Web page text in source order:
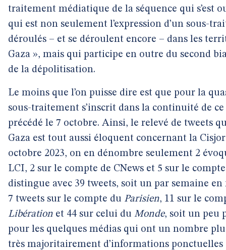
traitement médiatique de la séquence qui s’est
qui est non seulement l’expression d’un sous-
déroulés – et se déroulent encore – dans les
Gaza », mais qui participe en outre du second
de la dépolitisation.
Le moins que l’on puisse dire est que pour la
sous-traitement s’inscrit dans la continuité de
précédé le 7 octobre. Ainsi, le relevé de tweets
Gaza est tout aussi éloquent concernant la
octobre 2023, on en dénombre seulement 2
LCI, 2 sur le compte de CNews et 5 sur le
distingue avec 39 tweets, soit un par semaine
7 tweets sur le compte du Parisien, 11 sur le
Libération et 44 sur celui du Monde, soit un peu
pour les quelques médias qui ont un nombre
très majoritairement d’informations ponctuelles